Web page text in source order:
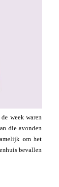
week waren
die avonden
om het
bevallen